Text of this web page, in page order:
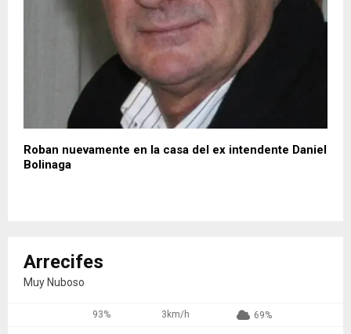
Roban nuevamente en la casa del ex intendente Daniel
Bolinaga
Arrecifes
Muy Nuboso
93% 3km/h 69%